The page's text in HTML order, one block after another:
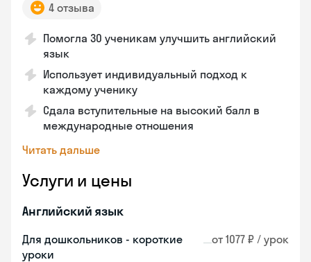
4 отзыва
Помогла 30 ученикам улучшить английский
язык
Использует индивидуальный подход к
каждому ученику
Сдала вступительные на высокий балл в
международные отношения
Читать дальше
Услуги и цены
Английский язык
Для дошкольников - короткие
уроки
от 1077 ₽ / урок